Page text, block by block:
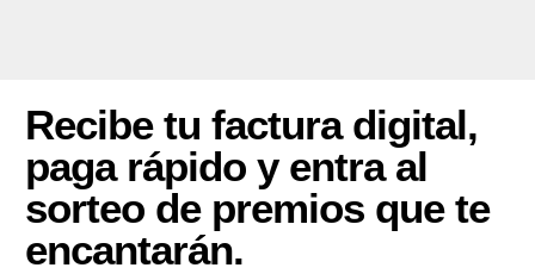
Recibe tu factura digital,
paga rápido y entra al
sorteo de premios que te
encantarán.